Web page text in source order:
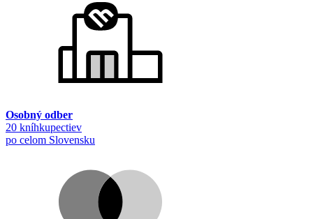
Osobný odber
20 kníhkupectiev
po celom Slovensku